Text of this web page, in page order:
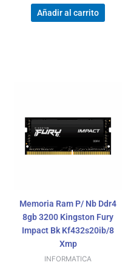
Añadir al carrito
Memoria Ram P/ Nb Ddr4
8gb 3200 Kingston Fury
Impact Bk Kf432s20ib/8
Xmp
INFORMATICA